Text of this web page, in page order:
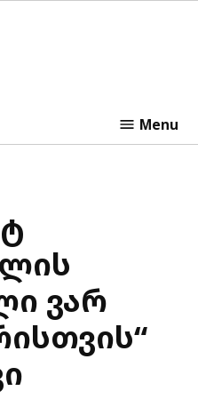
Menu
ვარ